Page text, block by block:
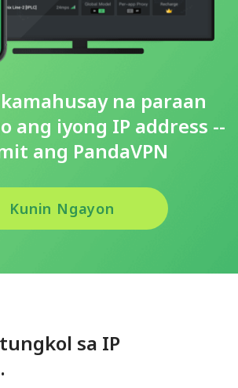
na paraan
ang iyong IP address --
ang PandaVPN
Kunin Ngayon
sa IP